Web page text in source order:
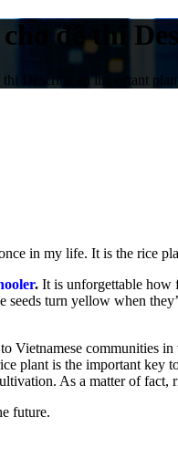
đề thi
thi Describe an important
in my life. It is the rice
. It is unforgettable how
seeds turn yellow when
Vietnamese communities
plant is the important key
As a matter of fact,
future.